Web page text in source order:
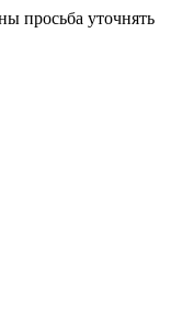
просьба уточнять